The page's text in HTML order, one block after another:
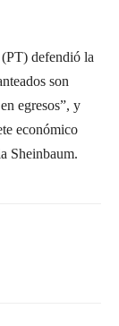
defendió la
son
egresos”, y
económico
Sheinbaum.